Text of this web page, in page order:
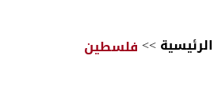
الرئيسية>>فلسطين